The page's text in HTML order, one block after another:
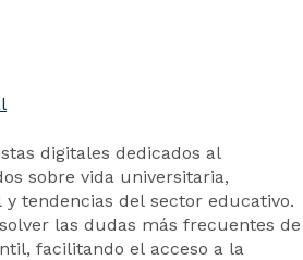
digitales dedicados al
sobre vida universitaria,
tendencias del sector educativo.
las dudas más frecuentes de
facilitando el acceso a la